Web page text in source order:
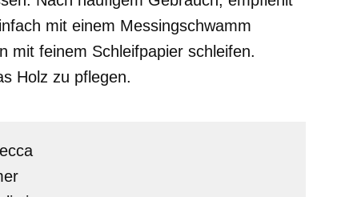
mit einem Messingschwamm
mit feinem Schleifpapier schleifen.
Holz zu pflegen.